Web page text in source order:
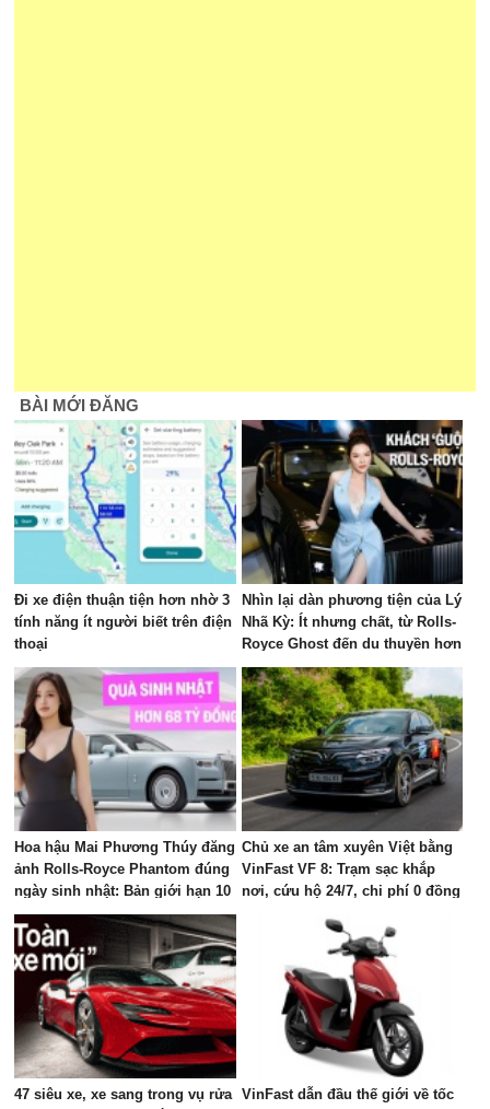
BÀI MỚI ĐĂNG
Đi xe điện thuận tiện hơn nhờ 3
tính năng ít người biết trên điện
thoại
Nhìn lại dàn phương tiện của Lý
Nhã Kỳ: Ít nhưng chất, từ Rolls-
Royce Ghost đến du thuyền hơn
100 tỷ đồng
Hoa hậu Mai Phương Thúy đăng
ảnh Rolls-Royce Phantom đúng
ngày sinh nhật: Bản giới hạn 10
chiếc toàn cầu, giá quy đổi gần
68 tỷ đồng
Chủ xe an tâm xuyên Việt bằng
VinFast VF 8: Trạm sạc khắp
nơi, cứu hộ 24/7, chi phí 0 đồng
47 siêu xe, xe sang trong vụ rửa VinFast dẫn đầu thế giới về tốc